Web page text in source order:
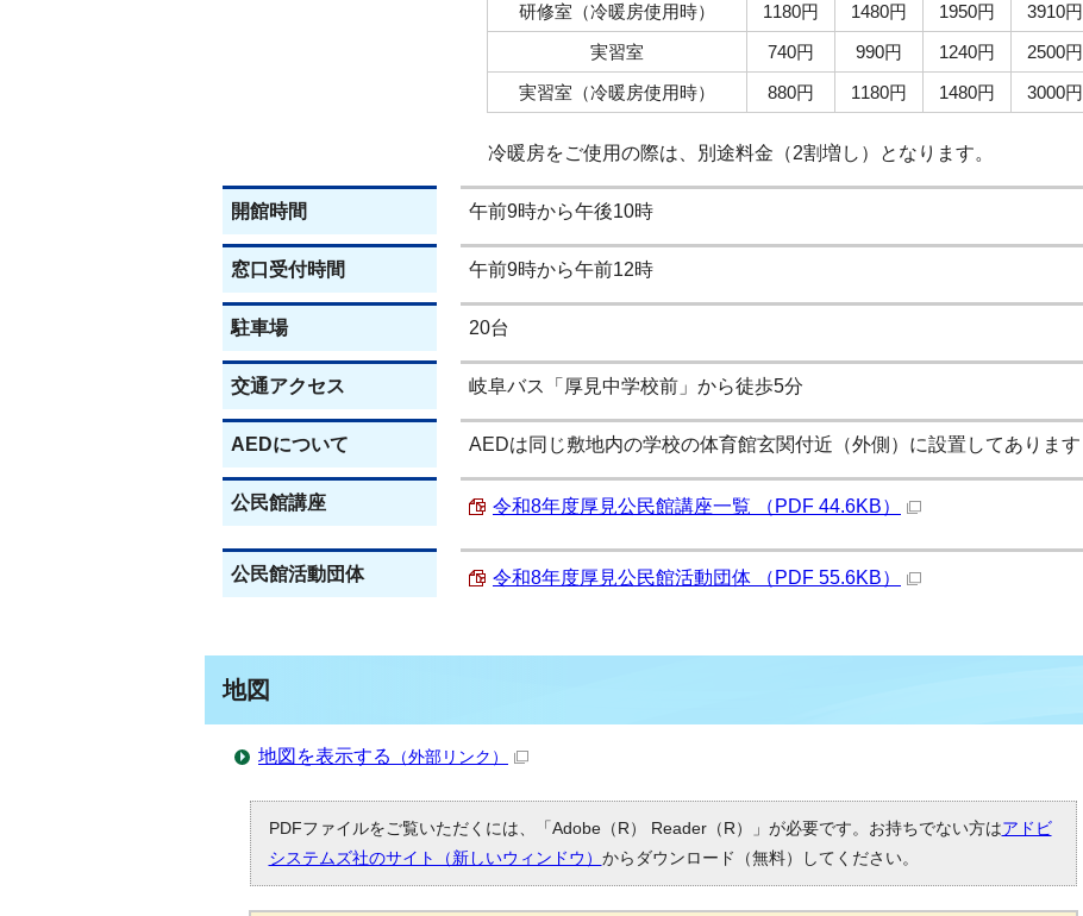
研修室（冷暖房使用時）
1180円 1480円 1950円
3910円
実習室
740円 990円 1240円
2500円
実習室（冷暖房使用時）
880円 1180円 1480円 3000円
冷暖房をご使用の際は、別途料金（2割増し）となります。
開館時間 午前9時から午後10時
窓口受付時間 午前9時から午前12時
駐車場 20台
交通アクセス 岐阜バス「厚見中学校前」から徒歩5分
AEDについて AEDは同じ敷地内の学校の体育館玄関付近（外側）に設置してあります
公民館講座 令和8年度厚見公民館講座一覧 （PDF 44.6KB）
公民館活動団体 令和8年度厚見公民館活動団体 （PDF 55.6KB）
地図
地図を表示する （外部リンク）
PDFファイルをご覧いただくには、「Adobe（R） Reader（R）」が必要です。お持ちでない方はアドビ
システムズ社のサイト（新しいウィンドウ） からダウンロード（無料）してください。